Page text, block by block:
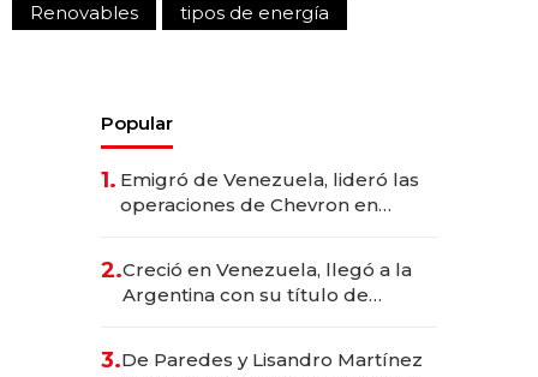
Renovables
tipos de energía
Popular
1. Emigró de Venezuela, lideró las
operaciones de Chevron en
2.Creció en Venezuela, llegó a la
Argentina con su título de
las marcas "fast premium"
3.De Paredes y Lisandro Martínez